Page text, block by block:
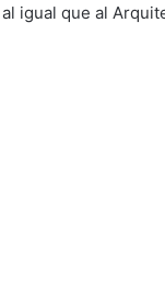
igual que al